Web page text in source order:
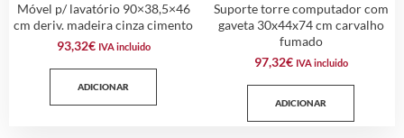
Móvel p/ lavatório 90×38,5×46
cm deriv. madeira cinza cimento
93,32€ IVA incluido
ADICIONAR
Suporte torre computador com
gaveta 30x44x74 cm carvalho
fumado
97,32€ IVA incluido
ADICIONAR